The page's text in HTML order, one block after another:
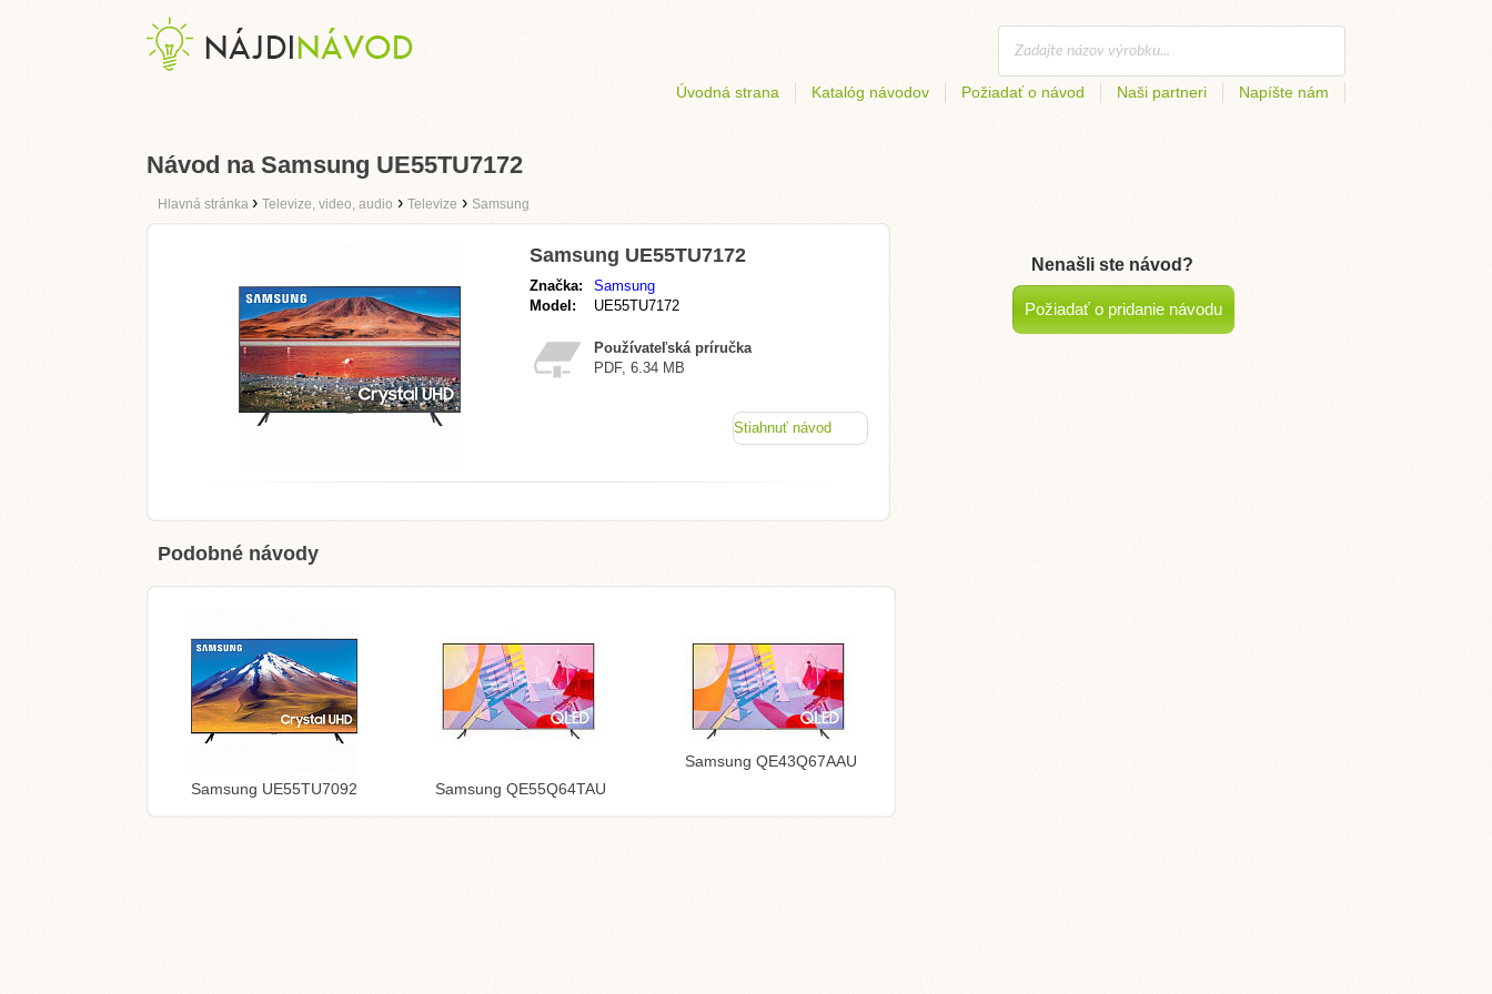
Úvodná strana Katalóg návodov Požiadať o návod Naši partneri Napíšte nám
Návod na Samsung UE55TU7172
Hlavná stránka › Televize, video, audio › Televize › Samsung
Samsung UE55TU7172
Značka:
Samsung
Model:
UE55TU7172
Používateľská príručka
PDF, 6.34 MB
Stiahnuť návod
Podobné návody
Samsung UE55TU7092 Samsung QE55Q64TAU
Samsung QE43Q67AAU
Nenašli ste návod?
Požiadať o pridanie návodu